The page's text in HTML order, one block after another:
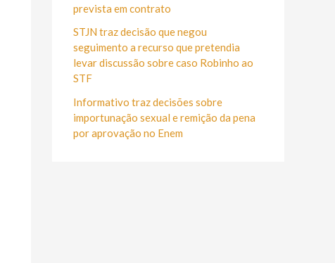
prevista em contrato
STJN traz decisão que negou
seguimento a recurso que pretendia
levar discussão sobre caso Robinho ao
STF
Informativo traz decisões sobre
importunação sexual e remição da pena
por aprovação no Enem